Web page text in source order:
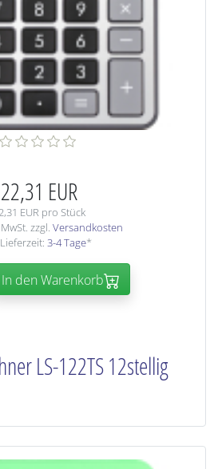
22,31 EUR
EUR pro Stück
zzgl. Versandkosten
Lieferzeit: 3-4 Tage*
In den Warenkorb
LS-122TS 12stellig